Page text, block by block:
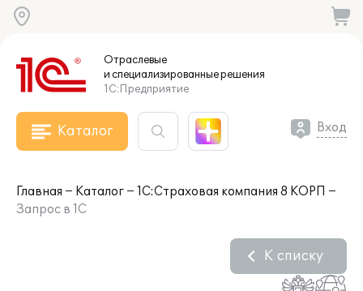
Отраслевые
и специализированныерешения
1С:Предприятие
Каталог Вход
Главная Каталог
1С:Страховая компания 8 КОРП
Запрос в 1С
К списку